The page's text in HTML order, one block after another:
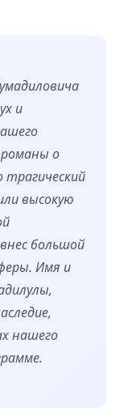
и
о
трагический
высокую
большой
Имя и
нашего